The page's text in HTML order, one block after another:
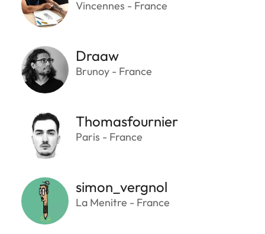
Vincennes - France
Draaw
Brunoy - France
Thomasfournier
Paris - France
simon_vergnol
La Menitre - France